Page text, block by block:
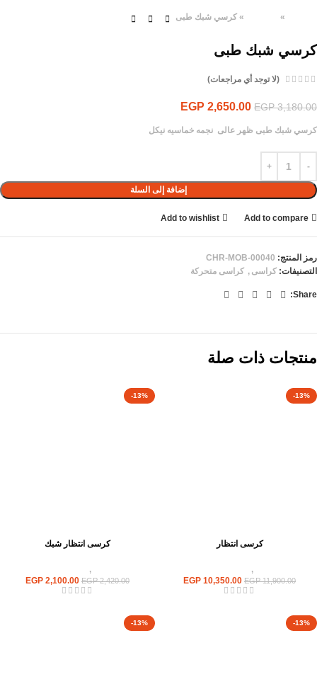
»
» كرسي شبك طبى
كرسي شبك طبى
(لا توجد أي مراجعات)
EGP3,180.00
EGP 2,650.00
كرسي شبك طبى ظهر عالى نجمه خماسيه نيكل
إضافة إلى السلة
Add to compare
Add to wishlist
رمز المنتج: CHR-MOB-00040
التصنيفات: كراسى , كراسى متحركة
Share:
منتجات ذات صلة
-13%
كرسى انتظار
,
EGP11,900.00
EGP 10,350.00
-13%
كرسى انتظار شبك
,
EGP2,420.00
EGP 2,100.00
-13%
-13%